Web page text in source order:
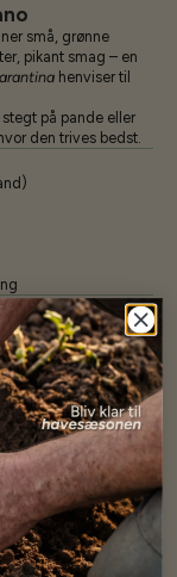
små, grønne
pikant smag – en
henviser til
på pande eller
den trives bedst.
ud.
i sommervarme.